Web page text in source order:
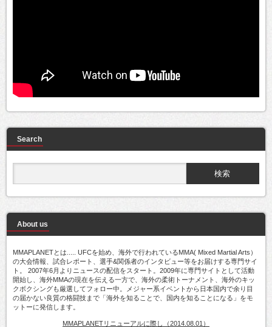
Search
About us
MMAPLANETとは..... UFCを始め、海外で行われているMMA( Mixed Martial Arts）
の大会情報、試合レポート、選手&関係者のインタビュー等をお届けする専門サイ
ト。 2007年6月よりニュースの配信をスタート。2009年に専門サイトとして活動
開始し、海外MMAの現在を伝える一方で、海外の柔術トーナメント、海外のキッ
クボクシングも厳選してフォロー中。メジャー系イベントから日本国内で余り目
の届かない良質の格闘技まで「海外を知ることで、国内を知ることになる」をモ
ットーに発信します。
MMAPLANETリニューアルに際し（2014.08.01）